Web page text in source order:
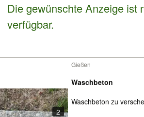
Nachrichten
Die gewünschte Anzeige ist
verfügbar.
2
Gießen
Waschbeton
Waschbeton zu